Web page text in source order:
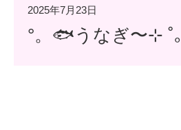
2025年7月23日
°。🐟うなぎ〜⊹ ˚｡